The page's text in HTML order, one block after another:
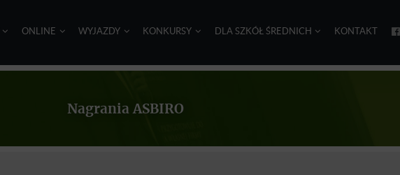
ONLINE WYJAZDY KONKURSY DLA SZKÓŁ ŚREDNICH KONTAKT
Nagrania ASBIRO